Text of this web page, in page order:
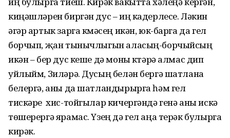
киңәшләрен биргән дус – иң кадерлесе. Ләкин
әгәр артык зарга күмәсең икән, юк-барга да гел
борчып, җан тынычлыгын аласың-борчыйсың
икән – бер дус кеше дә моны күтәрә алмас дип
уйлыйм, Зиләрә. Дусың белән бергә шатлана
белергә, аны да шатландырырга һәм гел
тискәре хис-тойгылар кичергәндә генә аны искә
төшерергә ярамас. Үзең дә гел аңа терәк булырга
кирәк.